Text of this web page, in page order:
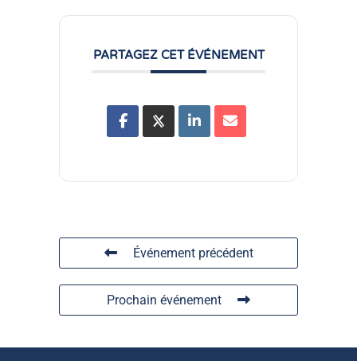
PARTAGEZ CET ÉVÉNEMENT
Événement précédent
Prochain événement